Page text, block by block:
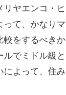
リヤエンコ・
て、かなり
較をするべき
ルでミドル級
によって、住